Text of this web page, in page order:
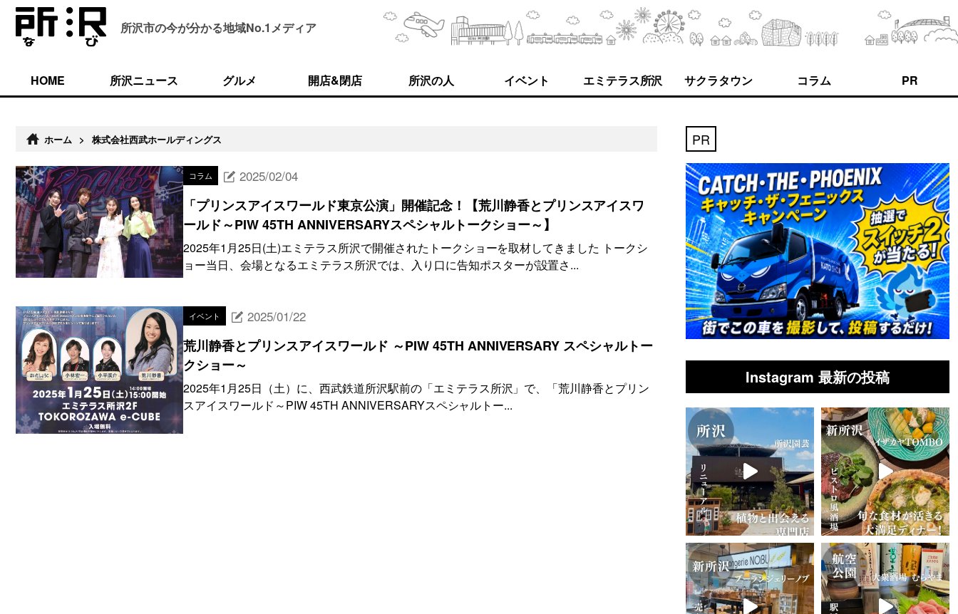
所沢市の今が分かる地域No.1メディア
HOME 所沢ニュース グルメ 開店&閉店 所沢の人 イベント エミテラス所沢 サクラタウン コラム PR
ホーム > 株式会社西武ホールディングス
コラム 2025/02/04
「プリンスアイスワールド東京公演」開催記念！【荒川静香とプリンスアイスワ
ールド～PIW 45TH ANNIVERSARYスペシャルトークショー～】
2025年1月25日(土)エミテラス所沢で開催されたトークショーを取材してきました トークシ
ョー当日、会場となるエミテラス所沢では、入り口に告知ポスターが設置さ...
イベント 2025/01/22
荒川静香とプリンスアイスワールド ～PIW 45TH ANNIVERSARY スペシャルトー
クショー～
2025年1月25日（土）に、西武鉄道所沢駅前の「エミテラス所沢」で、「荒川静香とプリン
スアイスワールド～PIW 45TH ANNIVERSARYスペシャルトー...
PR
Instagram 最新の投稿